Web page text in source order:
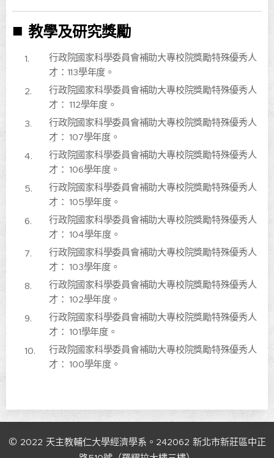
■ 教學及研究獎勵
行政院國家科學委員會補助大專校院獎勵特殊優秀人
才：113學年度。
行政院國家科學委員會補助大專校院獎勵特殊優秀人
才： 112學年度。
行政院國家科學委員會補助大專校院獎勵特殊優秀人
才： 107學年度。
行政院國家科學委員會補助大專校院獎勵特殊優秀人
才： 106學年度。
行政院國家科學委員會補助大專校院獎勵特殊優秀人
才： 105學年度。
行政院國家科學委員會補助大專校院獎勵特殊優秀人
才： 104學年度。
行政院國家科學委員會補助大專校院獎勵特殊優秀人
才： 103學年度。
行政院國家科學委員會補助大專校院獎勵特殊優秀人
才： 102學年度。
行政院國家科學委員會補助大專校院獎勵特殊優秀人
才： 101學年度。
行政院國家科學委員會補助大專校院獎勵特殊優秀人
才： 100學年度。
© 2022 天主教輔仁大學經濟學系。242062 新北市新莊區中正